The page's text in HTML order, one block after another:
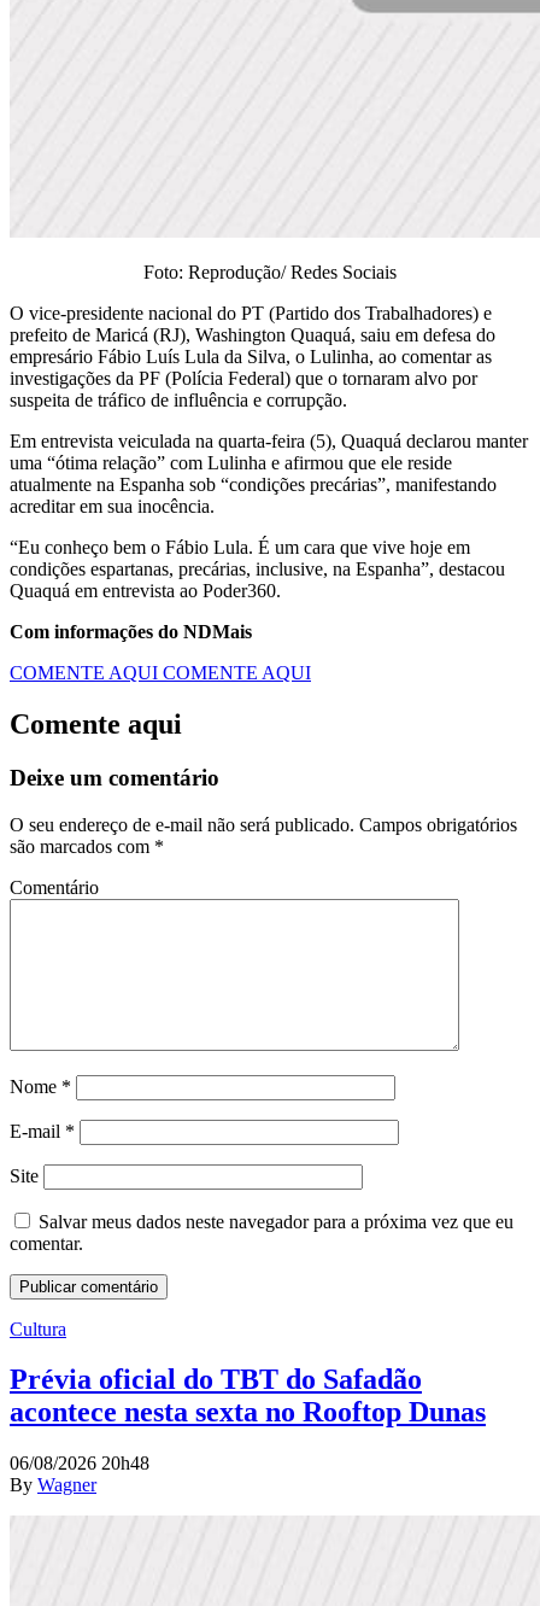
Foto: Reprodução/ Redes Sociais
O vice-presidente nacional do PT (Partido dos Trabalhadores) e
prefeito de Maricá (RJ), Washington Quaquá, saiu em defesa do
empresário Fábio Luís Lula da Silva, o Lulinha, ao comentar as
investigações da PF (Polícia Federal) que o tornaram alvo por
suspeita de tráfico de influência e corrupção.
Em entrevista veiculada na quarta-feira (5), Quaquá declarou manter
uma “ótima relação” com Lulinha e afirmou que ele reside
atualmente na Espanha sob “condições precárias”, manifestando
acreditar em sua inocência.
“Eu conheço bem o Fábio Lula. É um cara que vive hoje em
condições espartanas, precárias, inclusive, na Espanha”, destacou
Quaquá em entrevista ao Poder360.
Com informações do NDMais
COMENTE AQUI COMENTE AQUI
Comente aqui
Deixe um comentário
O seu endereço de e-mail não será publicado. Campos obrigatórios
são marcados com *
Comentário
Nome *
E-mail *
Site
Salvar meus dados neste navegador para a próxima vez que eu
comentar.
Cultura
Prévia oficial do TBT do Safadão
acontece nesta sexta no Rooftop Dunas
06/08/2026 20h48
By Wagner